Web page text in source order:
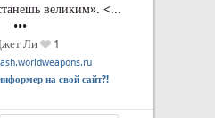
великим». <...
•••
Ли 1
на свой сайт?!